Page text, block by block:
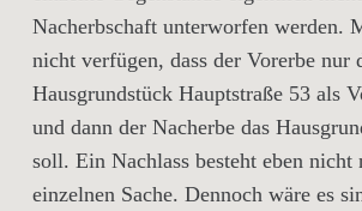
Nacherbschaft unterworfen werden.
nicht verfügen, dass der Vorerbe nur
Hausgrundstück Hauptstraße 53 als
und dann der Nacherbe das
soll. Ein Nachlass besteht eben nicht
einzelnen Sache. Dennoch wäre es